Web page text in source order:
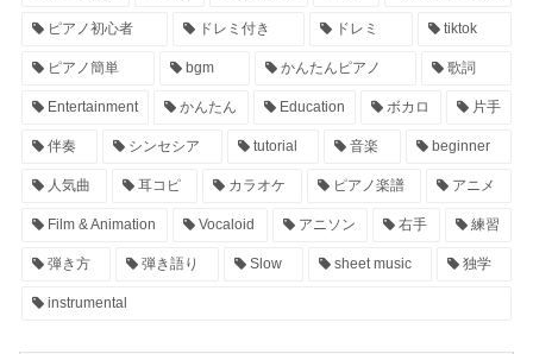
ピアノ初心者 ドレミ付き ドレミ tiktok
ピアノ簡単 bgm かんたんピアノ 歌詞
Entertainment かんたん Education ボカロ 片手
伴奏 シンセシア tutorial 音楽 beginner
人気曲 耳コピ カラオケ ピアノ楽譜 アニメ
Film & Animation Vocaloid アニソン 右手 練習
弾き方 弾き語り Slow sheet music 独学
instrumental